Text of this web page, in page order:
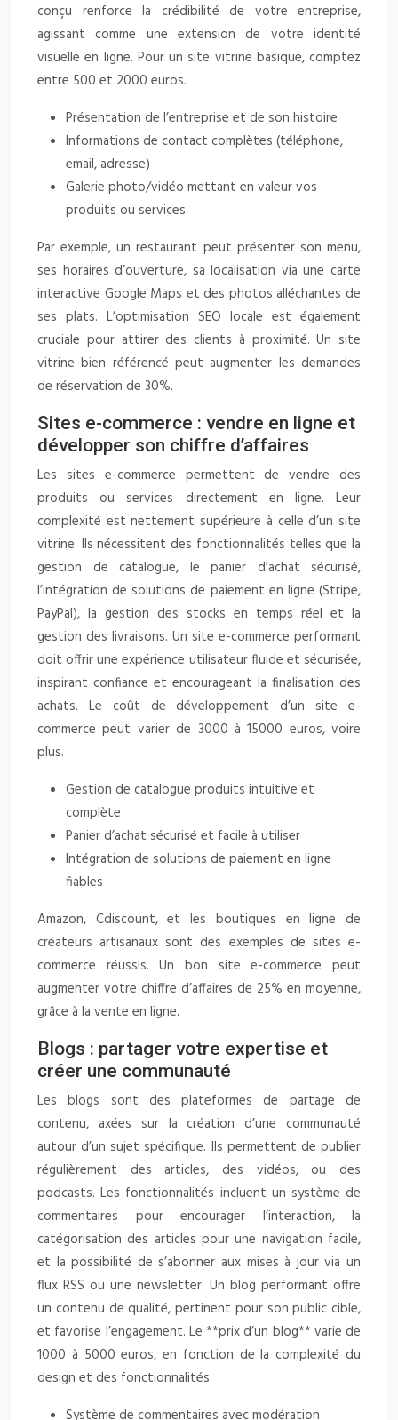
conçu renforce la crédibilité de votre entreprise,
agissant comme une extension de votre identité
visuelle en ligne. Pour un site vitrine basique, comptez
entre 500 et 2000 euros.
Présentation de l’entreprise et de son histoire
Informations de contact complètes (téléphone,
email, adresse)
Galerie photo/vidéo mettant en valeur vos
produits ou services
Par exemple, un restaurant peut présenter son menu,
ses horaires d’ouverture, sa localisation via une carte
interactive Google Maps et des photos alléchantes de
ses plats. L’optimisation SEO locale est également
cruciale pour attirer des clients à proximité. Un site
vitrine bien référencé peut augmenter les demandes
de réservation de 30%.
Sites e-commerce : vendre en ligne et
développer son chiffre d’affaires
Les sites e-commerce permettent de vendre des
produits ou services directement en ligne. Leur
complexité est nettement supérieure à celle d’un site
vitrine. Ils nécessitent des fonctionnalités telles que la
gestion de catalogue, le panier d’achat sécurisé,
l’intégration de solutions de paiement en ligne (Stripe,
PayPal), la gestion des stocks en temps réel et la
gestion des livraisons. Un site e-commerce performant
doit offrir une expérience utilisateur fluide et sécurisée,
inspirant confiance et encourageant la finalisation des
achats. Le coût de développement d’un site e-
commerce peut varier de 3000 à 15000 euros, voire
plus.
Gestion de catalogue produits intuitive et
complète
Panier d’achat sécurisé et facile à utiliser
Intégration de solutions de paiement en ligne
fiables
Amazon, Cdiscount, et les boutiques en ligne de
créateurs artisanaux sont des exemples de sites e-
commerce réussis. Un bon site e-commerce peut
augmenter votre chiffre d’affaires de 25% en moyenne,
grâce à la vente en ligne.
Blogs : partager votre expertise et
créer une communauté
Les blogs sont des plateformes de partage de
contenu, axées sur la création d’une communauté
autour d’un sujet spécifique. Ils permettent de publier
régulièrement des articles, des vidéos, ou des
podcasts. Les fonctionnalités incluent un système de
commentaires pour encourager l’interaction, la
catégorisation des articles pour une navigation facile,
et la possibilité de s’abonner aux mises à jour via un
flux RSS ou une newsletter. Un blog performant offre
un contenu de qualité, pertinent pour son public cible,
et favorise l’engagement. Le **prix d’un blog** varie de
1000 à 5000 euros, en fonction de la complexité du
design et des fonctionnalités.
Système de commentaires avec modération